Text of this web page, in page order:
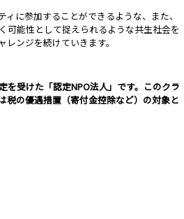
に参加することができるような、また、
可能性として捉えられるような共生社会を
ンジを続けていきます。
受けた「認定NPO法人」です。このクラ
税の優遇措置（寄付金控除など）の対象と